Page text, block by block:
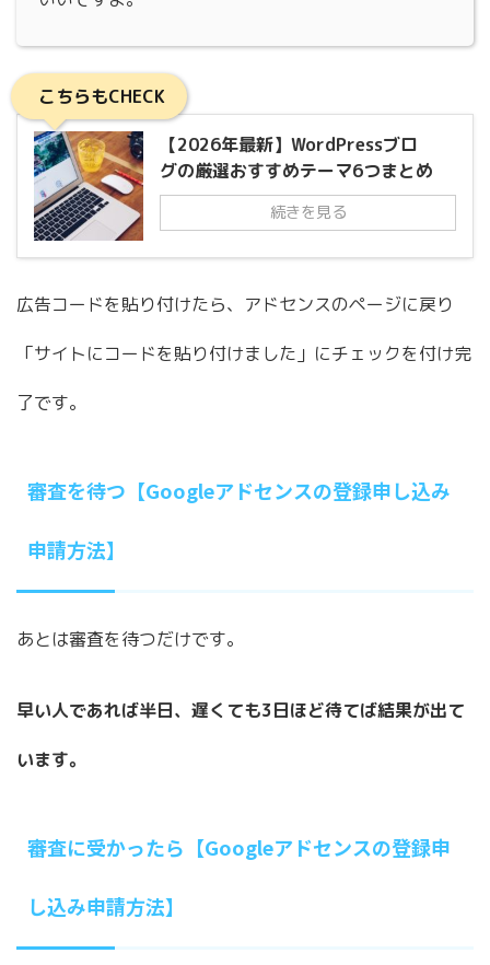
こちらもCHECK
【2026年最新】WordPressブロ
グの厳選おすすめテーマ6つまとめ
続きを見る
広告コードを貼り付けたら、アドセンスのページに戻り
「サイトにコードを貼り付けました」にチェックを付け完
了です。
審査を待つ【Googleアドセンスの登録申し込み
申請方法】
あとは審査を待つだけです。
早い人であれば半日、遅くても3日ほど待てば結果が出て
います。
審査に受かったら【Googleアドセンスの登録申
し込み申請方法】